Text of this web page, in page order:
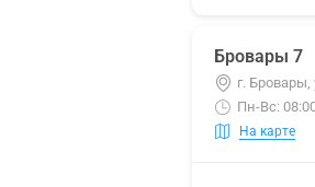
Бровары 7
г. Бровары,
Пн-Вс:
На карте